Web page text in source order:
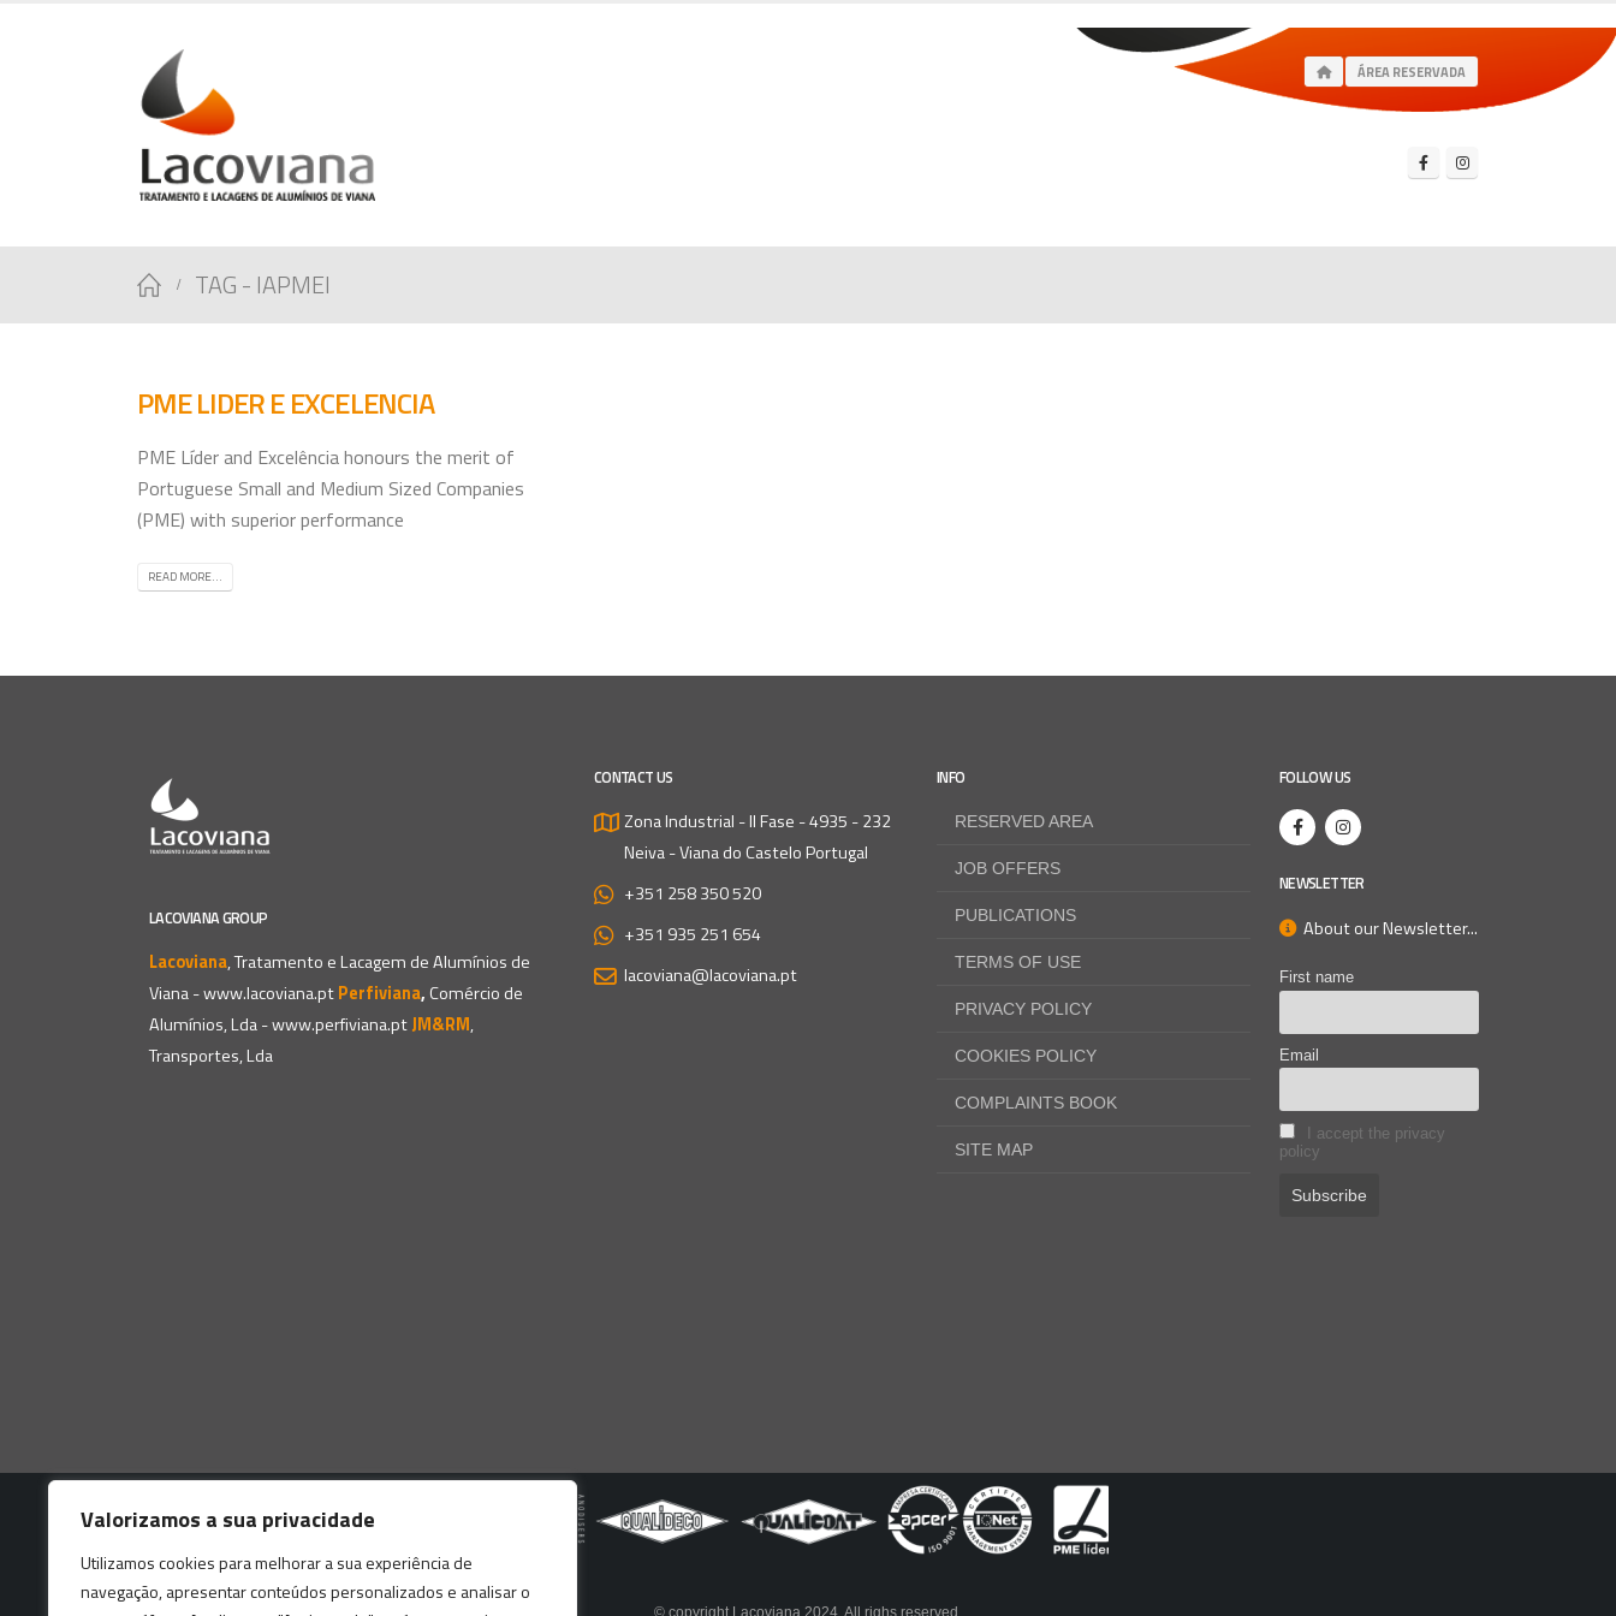
Valorizamos a sua privacidade
Utilizamos cookies para melhorar a sua experiência de
navegação, apresentar conteúdos personalizados e analisar o
ÁREA RESERVADA
TAG - IAPMEI
PME LIDER E EXCELENCIA
PME Líder and Excelência honours the merit of
Portuguese Small and Medium Sized Companies
(PME) with superior performance
READ MORE...
LACOVIANA GROUP
Lacoviana, Tratamento e Lacagem de Alumínios de
Viana -www.lacoviana.ptPerfiviana, Comércio de
Alumínios, Lda -www.perfiviana.ptJM&RM,
Transportes, Lda
CONTACT US
Zona Industrial - II Fase - 4935 - 232
Neiva - Viana do CasteloPortugal
+351 258 350 520
+351 935 251 654
lacoviana@lacoviana.pt
INFO
RESERVED AREA
JOB OFFERS
PUBLICATIONS
TERMS OF USE
PRIVACY POLICY
COOKIES POLICY
COMPLAINTS BOOK
SITE MAP
FOLLOW US
NEWSLETTER
About our Newsletter...
First name
Email
I accept the privacy
policy
© copyright Lacoviana 2024. All righs reserved.